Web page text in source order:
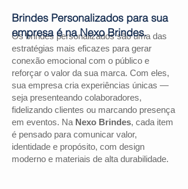
Os brindes personalizados são uma das
estratégias mais eficazes para gerar
conexão emocional com o público e
reforçar o valor da sua marca. Com eles,
sua empresa cria experiências únicas —
seja presenteando colaboradores,
fidelizando clientes ou marcando presença
em eventos. Na Nexo Brindes, cada item
é pensado para comunicar valor,
identidade e propósito, com design
moderno e materiais de alta durabilidade.
Brindes Personalizados para sua
empresa é na Nexo Brindes.